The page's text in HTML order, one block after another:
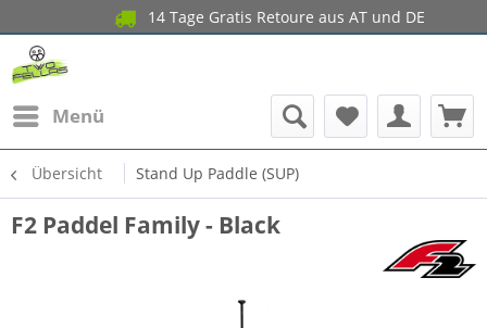
14 Tage Gratis Retoure aus AT und DE
Menü
Übersicht Stand Up Paddle (SUP)
F2 Paddel Family - Black